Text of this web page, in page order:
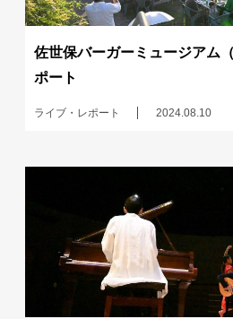
佐世保バーガーミュージアム
ポート
ライブ・レポート 2024.08.10